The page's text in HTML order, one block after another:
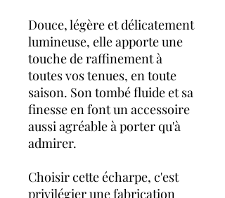
Douce, légère et délicatement
lumineuse, elle apporte une
touche de raffinement à
toutes vos tenues, en toute
saison. Son tombé fluide et sa
finesse en font un accessoire
aussi agréable à porter qu'à
admirer.
Choisir cette écharpe, c'est
privilégier une fabrication